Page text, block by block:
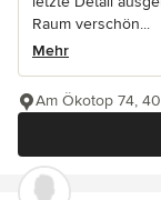
Raum verschön...
Mehr
Am Ökotop 74,